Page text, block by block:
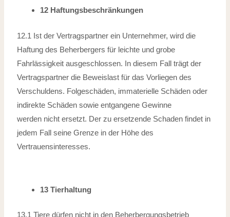
12 Haftungsbeschränkungen
12.1 Ist der Vertragspartner ein Unternehmer, wird die
Haftung des Beherbergers für leichte und grobe
Fahrlässigkeit ausgeschlossen. In diesem Fall trägt der
Vertragspartner die Beweislast für das Vorliegen des
Verschuldens. Folgeschäden, immaterielle Schäden oder
indirekte Schäden sowie entgangene Gewinne
werden nicht ersetzt. Der zu ersetzende Schaden findet in
jedem Fall seine Grenze in der Höhe des
Vertrauensinteresses.
13 Tierhaltung
13.1 Tiere dürfen nicht in den Beherbergungsbetrieb